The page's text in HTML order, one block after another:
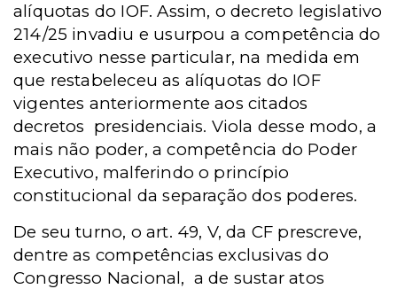
alíquotas do IOF. Assim, o decreto legislativo
214/25 invadiu e usurpou a competência do
executivo nesse particular, na medida em
que restabeleceu as alíquotas do IOF
vigentes anteriormente aos citados
decretos presidenciais. Viola desse modo, a
mais não poder, a competência do Poder
Executivo, malferindo o princípio
constitucional da separação dos poderes.
De seu turno, o art. 49, V, da CF prescreve,
dentre as competências exclusivas do
Congresso Nacional, a de sustar atos